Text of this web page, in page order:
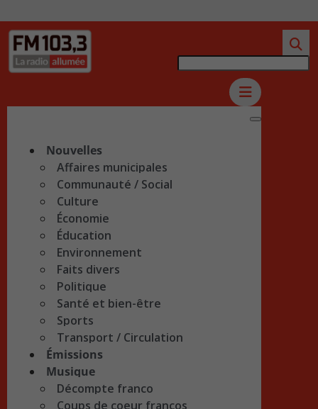
Nouvelles
Affaires municipales
Communauté / Social
Culture
Économie
Éducation
Environnement
Faits divers
Politique
Santé et bien-être
Sports
Transport / Circulation
Émissions
Musique
Décompte franco
Coups de coeur francos